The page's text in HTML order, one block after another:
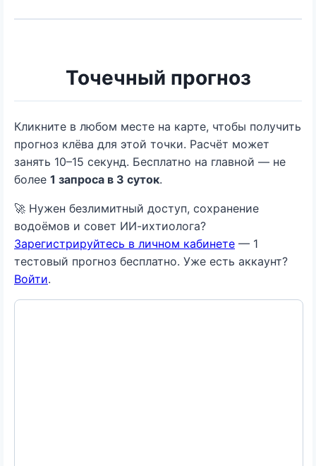
Точечный прогноз
Кликните в любом месте на карте, чтобы получить
прогноз клёва для этой точки. Расчёт может
занять 10–15 секунд. Бесплатно на главной — не
более 1 запроса в 3 суток.
🚀 Нужен безлимитный доступ, сохранение
водоёмов и совет ИИ-ихтиолога?
Зарегистрируйтесь в личном кабинете — 1
тестовый прогноз бесплатно. Уже есть аккаунт?
Войти.